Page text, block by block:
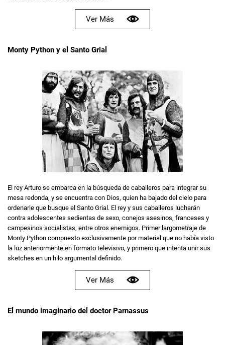
Ver Más
Monty Python y el Santo Grial
El rey Arturo se embarca en la búsqueda de caballeros para integrar su
mesa redonda, y se encuentra con Dios, quien ha bajado del cielo para
ordenarle que busque el Santo Grial. El rey y sus caballeros lucharán
contra adolescentes sedientas de sexo, conejos asesinos, franceses y
campesinos socialistas, entre otros enemigos. Primer largometraje de
Monty Python compuesto exclusivamente por material que no había visto
la luz anteriormente en formato televisivo, y primero que intenta unir sus
sketches en un hilo argumental definido.
Ver Más
El mundo imaginario del doctor Parnassus